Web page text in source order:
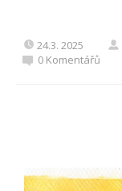
24.3. 2025
0 Komentářů